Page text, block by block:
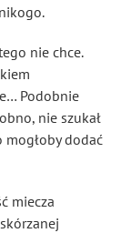
nie chce.
Podobnie
nie szukał
mogłoby dodać
miecza